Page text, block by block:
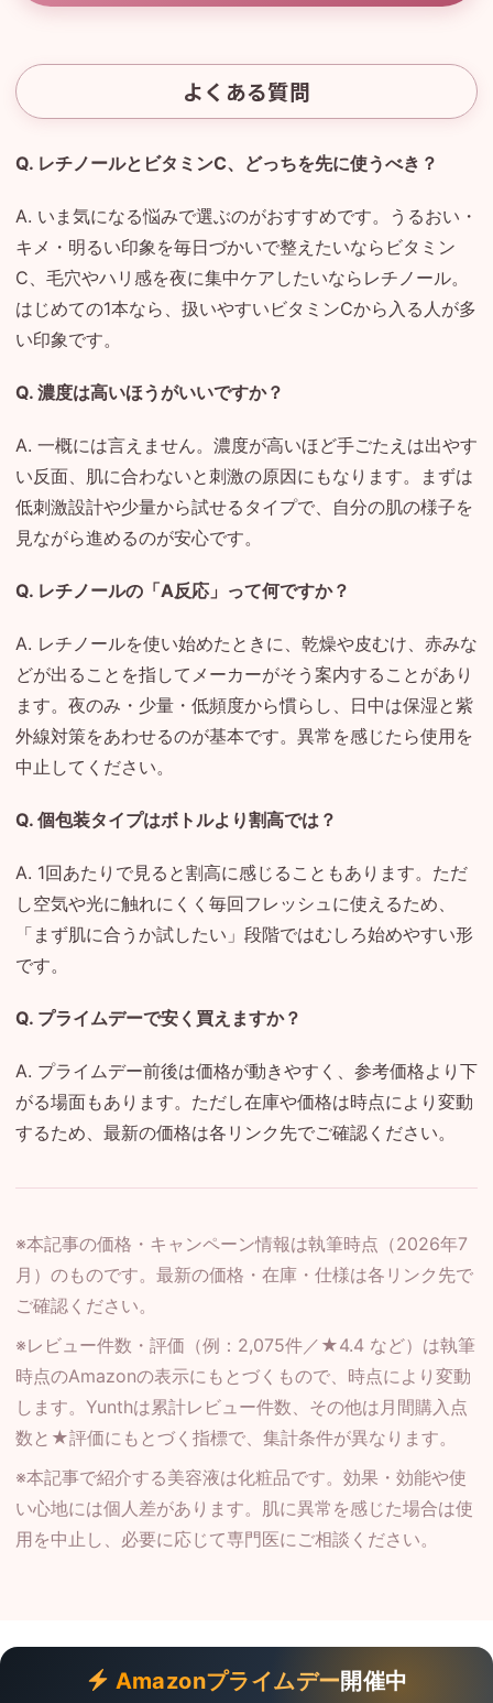
よくある質問
Q. レチノールとビタミンC、どっちを先に使うべき？
A. いま気になる悩みで選ぶのがおすすめです。うるおい・
キメ・明るい印象を毎日づかいで整えたいならビタミン
C、毛穴やハリ感を夜に集中ケアしたいならレチノール。
はじめての1本なら、扱いやすいビタミンCから入る人が多
い印象です。
Q. 濃度は高いほうがいいですか？
A. 一概には言えません。濃度が高いほど手ごたえは出やす
い反面、肌に合わないと刺激の原因にもなります。まずは
低刺激設計や少量から試せるタイプで、自分の肌の様子を
見ながら進めるのが安心です。
Q. レチノールの「A反応」って何ですか？
A. レチノールを使い始めたときに、乾燥や皮むけ、赤みな
どが出ることを指してメーカーがそう案内することがあり
ます。夜のみ・少量・低頻度から慣らし、日中は保湿と紫
外線対策をあわせるのが基本です。異常を感じたら使用を
中止してください。
Q. 個包装タイプはボトルより割高では？
A. 1回あたりで見ると割高に感じることもあります。ただ
し空気や光に触れにくく毎回フレッシュに使えるため、
「まず肌に合うか試したい」段階ではむしろ始めやすい形
です。
Q. プライムデーで安く買えますか？
A. プライムデー前後は価格が動きやすく、参考価格より下
がる場面もあります。ただし在庫や価格は時点により変動
するため、最新の価格は各リンク先でご確認ください。
※本記事の価格・キャンペーン情報は執筆時点（2026年7
月）のものです。最新の価格・在庫・仕様は各リンク先で
ご確認ください。
※レビュー件数・評価（例：2,075件／★4.4 など）は執筆
時点のAmazonの表示にもとづくもので、時点により変動
します。Yunthは累計レビュー件数、その他は月間購入点
数と★評価にもとづく指標で、集計条件が異なります。
※本記事で紹介する美容液は化粧品です。効果・効能や使
い心地には個人差があります。肌に異常を感じた場合は使
用を中止し、必要に応じて専門医にご相談ください。
Amazonプライムデー開催中